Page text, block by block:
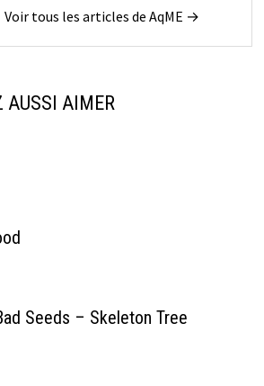
Voir tous les articles de AqME →
AUSSI AIMER
Seeds – Skeleton Tree